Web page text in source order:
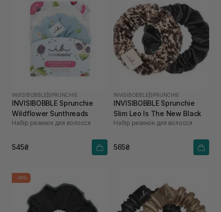
INVISIBOBBLE SPRUNCHIE
INVISIBOBBLE Sprunchie
Wildflower Sunthreads
Набір резинок для волосся
545₴
INVISIBOBBLE SPRUNCHIE
INVISIBOBBLE Sprunchie
Slim Leo Is The New Black
Набір резинок для волосся
565₴
-35%